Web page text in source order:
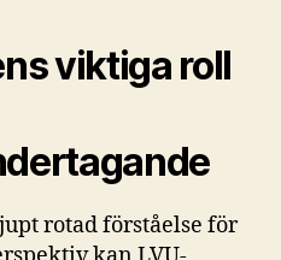
viktiga roll
rotad förståelse för